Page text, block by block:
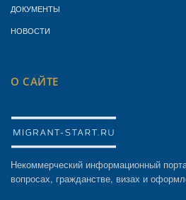
ДОКУМЕНТЫ
НОВОСТИ
О САЙТЕ
Некоммерческий информационный
вопросах, гражданстве, визах и